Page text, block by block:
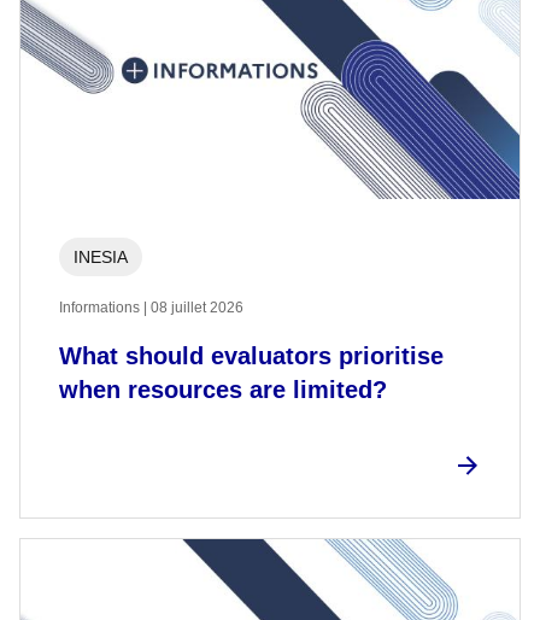
What should evaluators prioritise
when resources are limited?
INESIA
Informations | 08 juillet 2026